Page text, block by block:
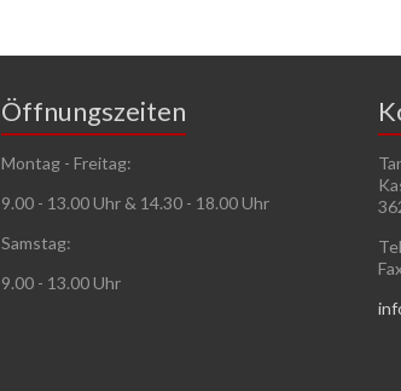
Öffnungszeiten
Montag - Freitag:
9.00 - 13.00 Uhr & 14.30 - 18.00 Uhr
Samstag:
9.00 - 13.00 Uhr